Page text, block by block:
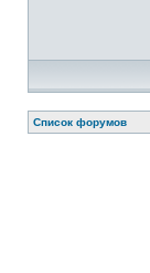
Список форумов